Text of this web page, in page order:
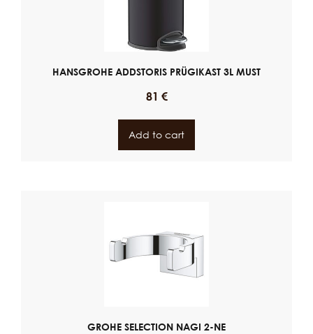
HANSGROHE ADDSTORIS PRÜGIKAST 3L MUST
81 €
Add to cart
GROHE SELECTION NAGI 2-NE